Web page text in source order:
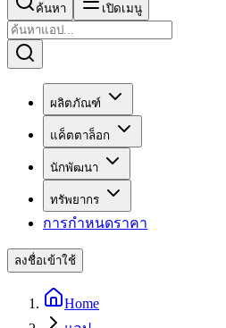
ค้นหา เปิดเมนู
ผลิตภัณฑ์
แค็ตตาล็อก
นักพัฒนา
ทรัพยากร
การกำหนดราคา
ลงชื่อเข้าใช้
Home